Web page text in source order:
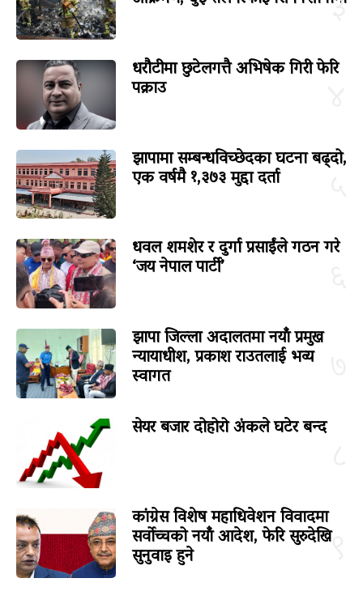
३
धरौटीमा छुटेलगत्तै अभिषेक गिरी फेरि
पक्राउ
झापामा सम्बन्धविच्छेदका घटना बढ्दो,
एक वर्षमै १,३७३ मुद्दा दर्ता
धवल शमशेर र दुर्गा प्रसाईंले गठन गरे
‘जय नेपाल पार्टी’
झापा जिल्ला अदालतमा नयाँ प्रमुख
न्यायाधीश, प्रकाश राउतलाई भव्य
स्वागत
सेयर बजार दोहोरो अंकले घटेर बन्द
९
कांग्रेस विशेष महाधिवेशन विवादमा
सर्वोच्चको नयाँ आदेश, फेरि सुरुदेखि
सुनुवाइ हुने